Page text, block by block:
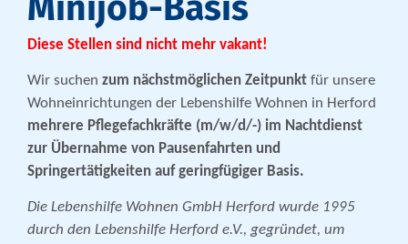
Diese Stellen sind nicht mehr vakant!
Wir suchen zum nächstmöglichen Zeitpunkt für unsere
Wohneinrichtungen der Lebenshilfe Wohnen in Herford
mehrere Pflegefachkräfte (m/w/d/-) im Nachtdienst
zur Übernahme von Pausenfahrten und
Springertätigkeiten auf geringfügiger Basis.
Die Lebenshilfe Wohnen GmbH Herford wurde 1995
durch den Lebenshilfe Herford e.V., gegründet, um